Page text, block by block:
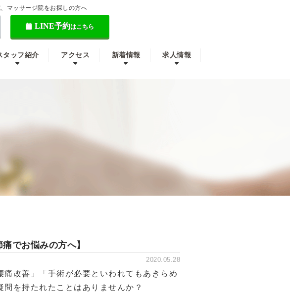
マッサージ院をお探しの方へ
LINE予約はこちら
タッフ紹介 アクセス 新着情報 求人情報
でお悩みの方へ】
2020.05.28
改善」「手術が必要といわれてもあきらめ
を持たれたことはありませんか？